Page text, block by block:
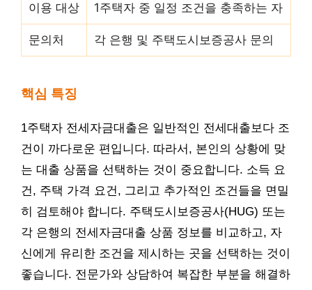
이용 대상 1주택자 중 일정 조건을 충족하는 자
문의처 각 은행 및 주택도시보증공사 문의
핵심 특징
1주택자 전세자금대출은 일반적인 전세대출보다 조
건이 까다로운 편입니다. 따라서, 본인의 상황에 맞
는 대출 상품을 선택하는 것이 중요합니다. 소득 요
건, 주택 가격 요건, 그리고 추가적인 조건들을 면밀
히 검토해야 합니다. 주택도시보증공사(HUG) 또는
각 은행의 전세자금대출 상품 정보를 비교하고, 자
신에게 유리한 조건을 제시하는 곳을 선택하는 것이
좋습니다. 전문가와 상담하여 복잡한 부분을 해결하